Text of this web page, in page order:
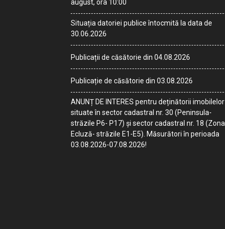
august, ora 10:00
Situația datoriei publice întocmită la data de
30.06.2026
Publicații de căsătorie din 04.08.2026
Publicație de căsătorie din 03.08.2026
ANUNȚ DE INTERES pentru deținătorii imobilelor
situate în sector cadastral nr. 30 (Peninsula-
străzile P6- P17) și sector cadastral nr. 18 (Zona
Ecluză- străzile E1-E5). Măsurători în perioada
03.08.2026-07.08.2026!